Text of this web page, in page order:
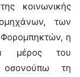
κοινωνικής
των
η
μέρος του
οσονούπω τη